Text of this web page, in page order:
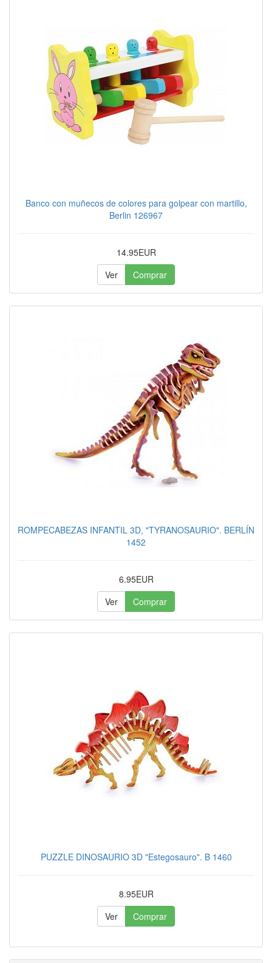
Banco con muñecos de colores para golpear con martillo,
Berlin 126967
14.95EUR
Ver
Comprar
ROMPECABEZAS INFANTIL 3D, "TYRANOSAURIO". BERLÍN
1452
6.95EUR
Ver
Comprar
PUZZLE DINOSAURIO 3D "Estegosauro". B 1460
8.95EUR
Ver
Comprar